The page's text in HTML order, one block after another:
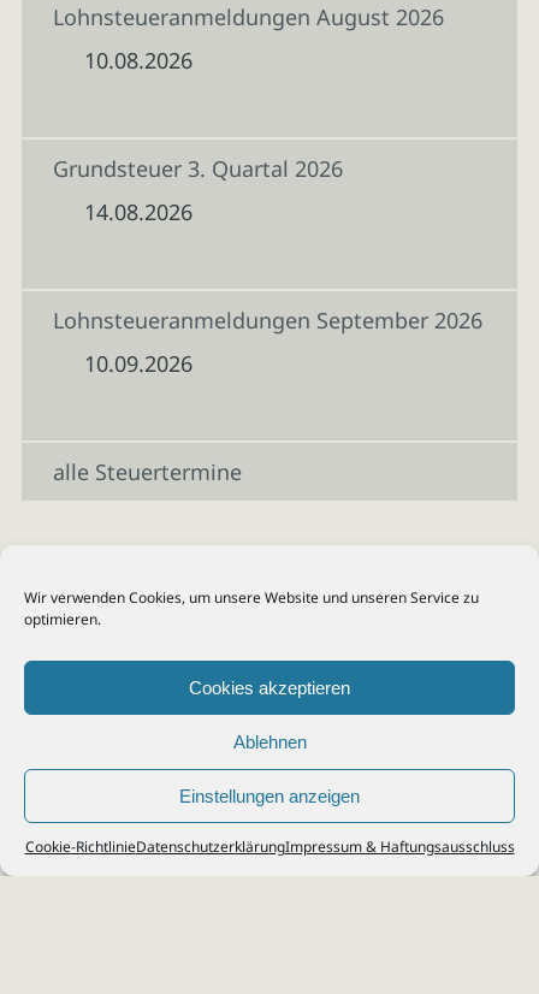
Wir verwenden Cookies, um unsere Website und unseren Service zu
optimieren.
Cookies akzeptieren
Ablehnen
Einstellungen anzeigen
Cookie-RichtlinieDatenschutzerklärungImpressum & Haftungsausschluss
Lohnsteueranmeldungen August 2026
10.08.2026
Grundsteuer 3. Quartal 2026
14.08.2026
Lohnsteueranmeldungen September 2026
10.09.2026
alle Steuertermine
© 2026Steuerberater Kempf, Köln - Steuerberatung Poll, Porz, Deutz, Mülheim,